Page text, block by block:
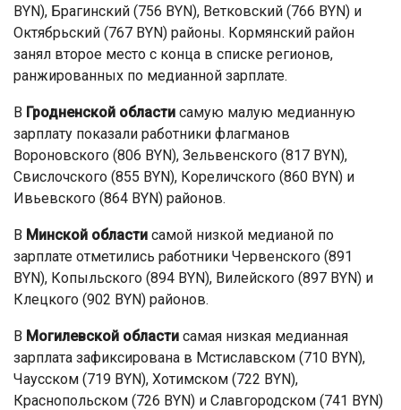
BYN), Брагинский (756 BYN), Ветковский (766 BYN) и
Октябрьский (767 BYN) районы. Кормянский район
занял второе место с конца в списке регионов,
ранжированных по медианной зарплате.
В Гродненской области самую малую медианную
зарплату показали работники флагманов
Вороновского (806 BYN), Зельвенского (817 BYN),
Свислочского (855 BYN), Кореличского (860 BYN) и
Ивьевского (864 BYN) районов.
В Минской области самой низкой медианой по
зарплате отметились работники Червенского (891
BYN), Копыльского (894 BYN), Вилейского (897 BYN) и
Клецкого (902 BYN) районов.
В Могилевской области самая низкая медианная
зарплата зафиксирована в Мстиславском (710 BYN),
Чаусском (719 BYN), Хотимском (722 BYN),
Краснопольском (726 BYN) и Славгородском (741 BYN)